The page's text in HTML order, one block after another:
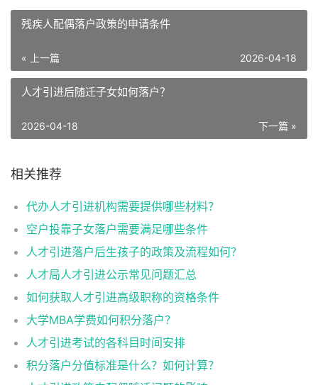
残疾人配偶落户政策的申请条件
« 上一篇 2026-04-18
人才引进后随迁子女如何落户？
下一篇 »
2026-04-18
相关推荐
代办人才引进机构需要提供哪些材料？
空户投靠子女落户需要满足哪些条件
人才引进落户后生孩子的政策及流程如何？
人才局人才引进公示常见问题汇总
如何获取人才引进高级职称的资格条件
大学MBA学费如何积分落户？
人才引进考试的各科目时间安排
积分落户分值标准是什么？如何计算？